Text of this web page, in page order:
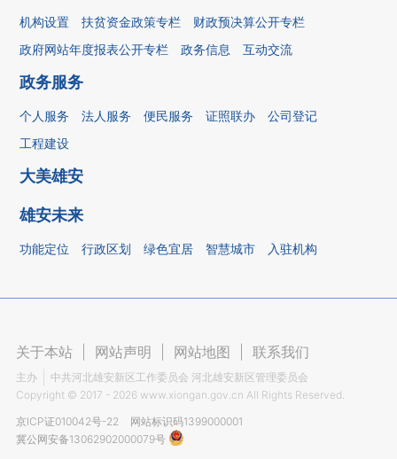
机构设置 扶贫资金政策专栏
财政预决算公开专栏
政府网站年度报表公开专栏
政务信息 互动交流
政务服务
个人服务 法人服务 便民服务 证照联办
公司登记
工程建设
大美雄安
雄安未来
功能定位 行政区划 绿色宜居 智慧城市 入驻机构
关于本站 网站声明 网站地图 联系我们
主办
中共河北雄安新区工作委员会 河北雄安新区管理委员会
Copyright © 2017 - 2026 www.xiongan.gov.cn All Rights Reserved.
京ICP证010042号-22
网站标识码1399000001
冀公网安备13062902000079号